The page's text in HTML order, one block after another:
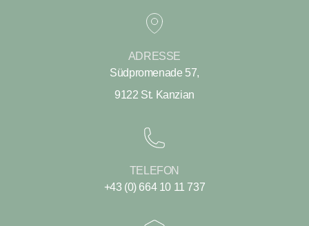
ADRESSE
Südpromenade 57,
9122 St. Kanzian
TELEFON
+43 (0) 664 10 11 737